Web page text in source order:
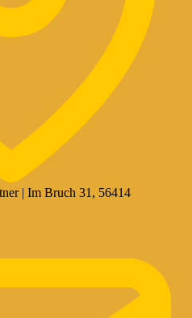
| Im Bruch 31, 56414